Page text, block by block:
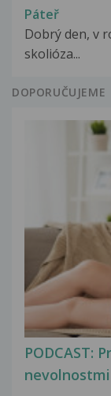
Páteř
Dobrý den, v
skolióza...
DOPORUČUJEME
PODCAST:
nevolnostmi